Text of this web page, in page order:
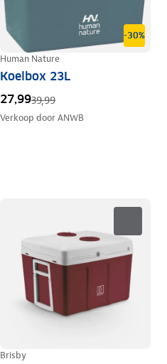
-30%
Human Nature
Koelbox 23L
27,9939,99
Verkoop doorANWB
Brisby